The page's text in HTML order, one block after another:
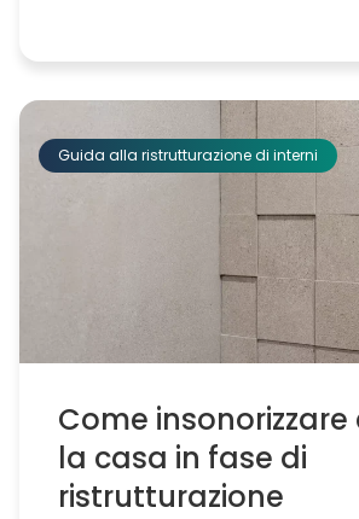
Guida alla ristrutturazione di interni
Come insonorizzare
la casa in fase di
ristrutturazione